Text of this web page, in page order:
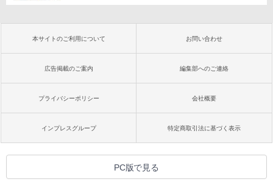
本サイトのご利用について お問い合わせ
広告掲載のご案内 編集部へのご連絡
プライバシーポリシー 会社概要
インプレスグループ 特定商取引法に基づく表示
PC版で見る